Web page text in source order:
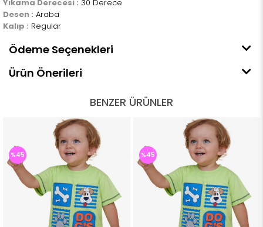
Yıkama Derecesi : 30 Derece
Desen : Araba
Kalıp : Regular
Ödeme Seçenekleri
Ürün Önerileri
BENZER ÜRÜNLER
%45 %45